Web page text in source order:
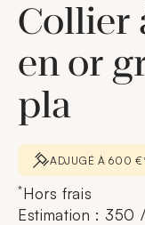
Collier
en or
pla
ADJUGÉ À 600
*Hors frais
Estimation : 350